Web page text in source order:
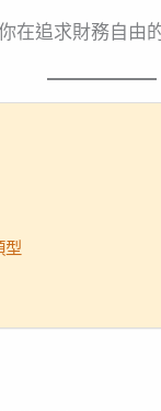
在追求財務自由
型